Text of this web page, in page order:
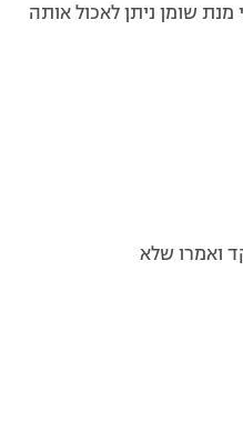
שומן ניתן לאכול אותה
ואמרו שלא